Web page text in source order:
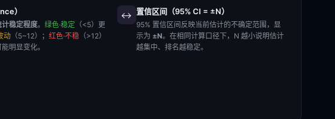
）
计稳定程度。 绿色·稳定 （<5）更
动 （5~12）； 红色·不稳 （>12）
明显变化。
↔️ 置信区间（95% CI = ±N）
95% 置信区间反映当前估计的不确定范围，显
示为 ±N。在相同计算口径下，N 越小说明估计
越集中、排名越稳定。